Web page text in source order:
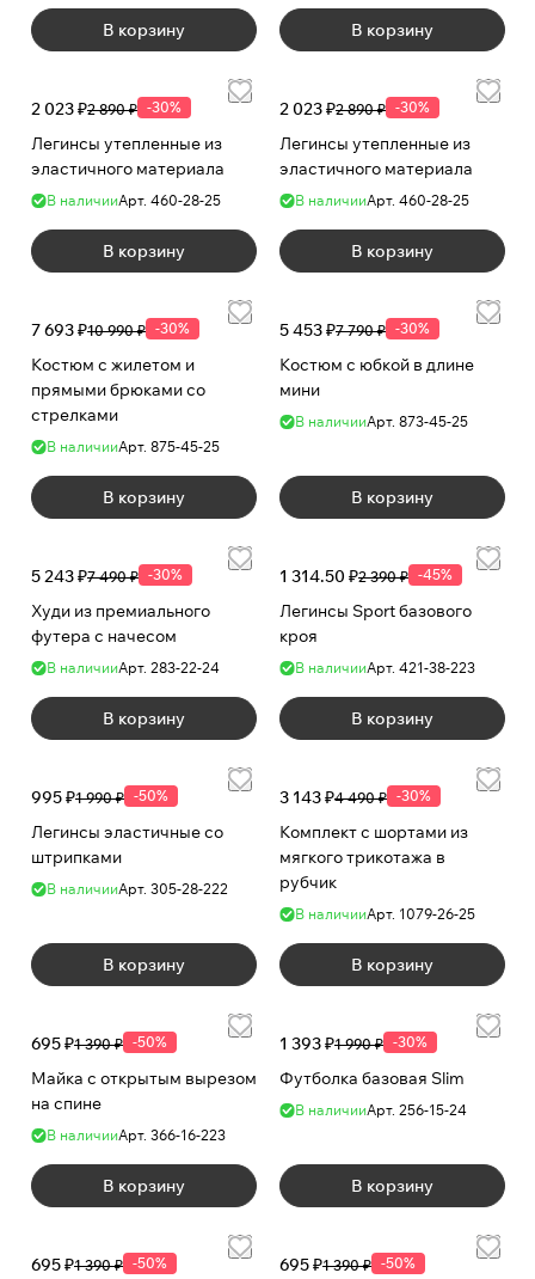
В корзину В корзину
2 023 ₽2 890 ₽ -30%
Легинсы утепленные из
эластичного материала
В наличииАрт. 460-28-25
В корзину
2 023 ₽2 890 ₽ -30%
Легинсы утепленные из
эластичного материала
В наличииАрт. 460-28-25
В корзину
7 693 ₽10 990 ₽ -30%
Костюм с жилетом и
прямыми брюками со
стрелками
В наличииАрт. 875-45-25
В корзину
5 453 ₽7 790 ₽ -30%
Костюм с юбкой в длине
мини
В наличииАрт. 873-45-25
В корзину
5 243 ₽7 490 ₽ -30%
Худи из премиального
футера с начесом
В наличииАрт. 283-22-24
В корзину
1 314.50 ₽2 390 ₽ -45%
Легинсы Sport базового
кроя
В наличииАрт. 421-38-223
В корзину
995 ₽1 990 ₽ -50%
Легинсы эластичные со
штрипками
В наличииАрт. 305-28-222
В корзину
3 143 ₽4 490 ₽ -30%
Комплект с шортами из
мягкого трикотажа в
рубчик
В наличииАрт. 1079-26-25
В корзину
695 ₽1 390 ₽ -50%
Майка с открытым вырезом
на спине
В наличииАрт. 366-16-223
В корзину
1 393 ₽1 990 ₽ -30%
Футболка базовая Slim
В наличииАрт. 256-15-24
В корзину
695 ₽1 390 ₽ -50% 695 ₽1 390 ₽ -50%